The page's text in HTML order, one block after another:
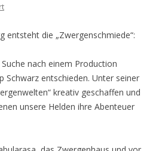
entsteht die „Zwergenschmiede“:
nach einem Production
Schwarz entschieden. Unter seiner
kreativ geschaffen und
unsere Helden ihre Abenteuer